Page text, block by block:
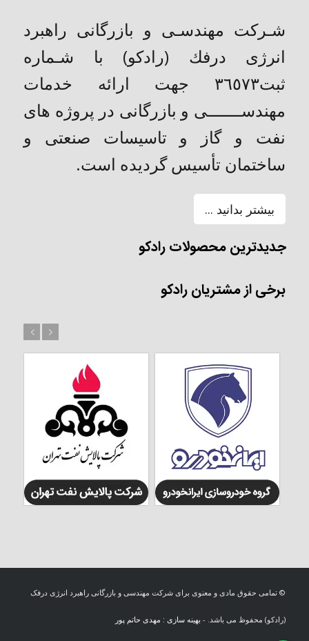
شـركت مهندسـی و بازرگانی راهبرد
انرژی درفك (رادکو) با شـماره
ثبت٣٦٥٧٣ جهت ارائه خدمات
مهندســـــــی و بازرگانی در پروژه های
نفت و گاز و تاسیسات صنعتی و
ساختمان تأسیس گردیده است.
بیشتر بدانید ...
جدیدترین محصولات رادکو
برخی از مشتریان رادکو
© تمامی حقوق مادی و معنوی برای شرکت مهندسی و بازرگانی راهبرد انرژی درفک
(رادکو) محفوظ می باشد. - بهینه سازی : مهدی حاتم پور